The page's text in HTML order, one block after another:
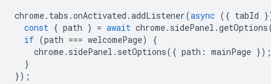
chrome. tabs .onActivated .addListener(async ({ tabId
const { path } = await chrome. sidePanel .getOptions
if (path === welcomePage)
{
chrome. sidePanel . setOptions({ path : mainPage });
}
});